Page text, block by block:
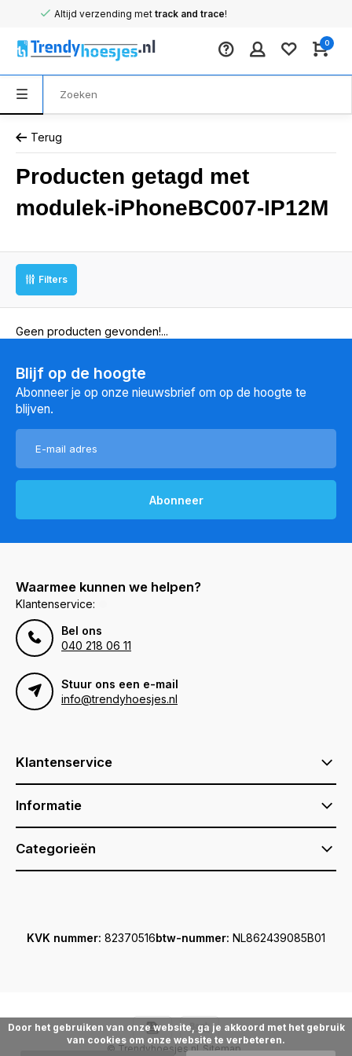
Altijd verzending mettrack and trace !
0
Terug
Producten getagd met
modulek-iPhoneBC007-IP12M
Filters
Geen producten gevonden!...
Blijf op de hoogte
Abonneer je op onze nieuwsbrief om op de hoogte te
blijven.
Abonneer
Waarmee kunnen we helpen?
Klantenservice:
Bel ons
040 218 06 11
Stuur ons een e-mail
info@trendyhoesjes.nl
Klantenservice
Informatie
Categorieën
KVK nummer: 82370516btw-nummer: NL862439085B01
© Trendyhoesjes.nl Sitemap
Door het gebruiken van onze website, ga je akkoord met het gebruik
van cookies om onze website te verbeteren.